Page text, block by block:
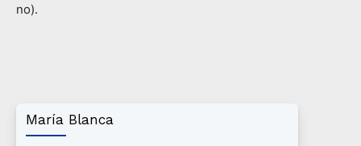
no).
María Blanca